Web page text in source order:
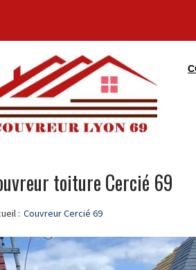
toiture Cercié 69
: Couvreur Cercié 69